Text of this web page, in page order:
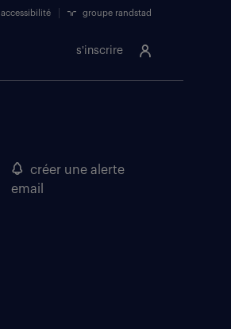
s'inscrire
accessibilité groupe randstad
créer une alerte
email